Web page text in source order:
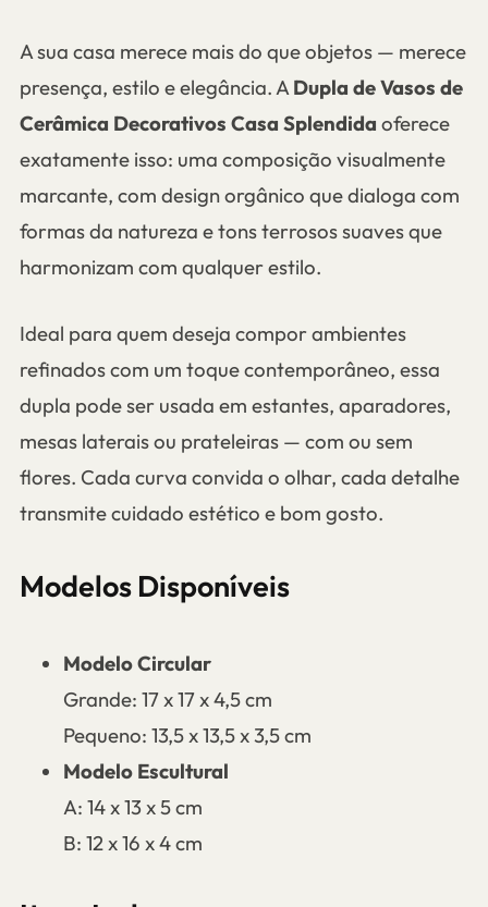
A sua casa merece mais do que objetos — merece
presença, estilo e elegância. ADupla de Vasos de
Cerâmica Decorativos Casa Splendida oferece
exatamente isso: uma composição visualmente
marcante, com design orgânico que dialoga com
formas da natureza e tons terrosos suaves que
harmonizam com qualquer estilo.
Ideal para quem deseja compor ambientes
refinados com um toque contemporâneo, essa
dupla pode ser usada em estantes, aparadores,
mesas laterais ou prateleiras — com ou sem
flores. Cada curva convida o olhar, cada detalhe
transmite cuidado estético e bom gosto.
Modelos Disponíveis
Modelo Circular
Grande: 17 x 17 x 4,5 cm
Pequeno: 13,5 x 13,5 x 3,5 cm
Modelo Escultural
A: 14 x 13 x 5 cm
B: 12 x 16 x 4 cm